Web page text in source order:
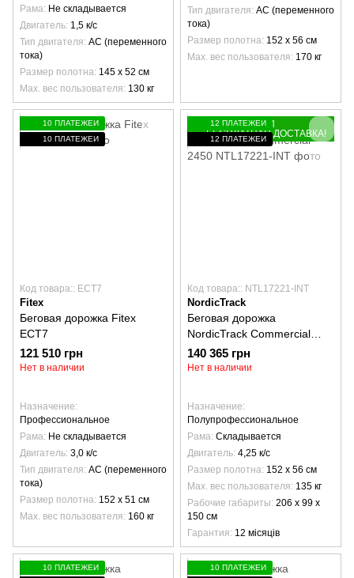
Рама Не складывается
Двигатель 1,5 к/с
Тип двигателя AC (переменного
тока)
Размер полотна 145 х 52 см
Max. вес пользователя 130 кг
Тип двигателя AC (переменного
тока)
Размер полотна 152 х 56 см
Max. вес пользователя 170 кг
10 ПЛАТЕЖЕЙ
10 ПЛАТЕЖЕЙ
Код товара:: ECT7
Fitex
Беговая дорожка Fitex
ECT7
121 510 грн
Нет в наличии
Назначение
Профессиональное
Рама Не складывается
Двигатель 3,0 к/с
Тип двигателя AC (переменного
тока)
Размер полотна 152 х 51 см
Max. вес пользователя 160 кг
ПОДАРОК ИЛИ
БЕСПЛАТНАЯ ДОСТАВКА!
12 ПЛАТЕЖЕЙ
12 ПЛАТЕЖЕЙ
Код товара:: NTL17221-INT
NordicTrack
Беговая дорожка
NordicTrack Commercial
2450
140 365 грн
Нет в наличии
Назначение
Полупрофессиональное
Рама Складывается
Двигатель 4,25 к/с
Размер полотна 152 х 56 см
Max. вес пользователя 135 кг
Рабочие габариты 206 х 99 х
150 см
Гарантия 12 місяців
10 ПЛАТЕЖЕЙ
10 ПЛАТЕЖЕЙ